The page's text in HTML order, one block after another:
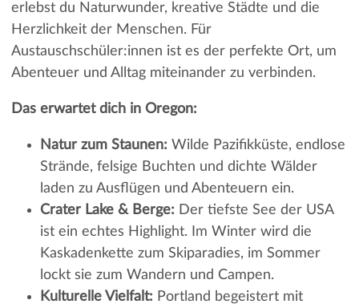
erlebst du Naturwunder, kreative Städte und die
Herzlichkeit der Menschen. Für
Austauschschüler:innen ist es der perfekte Ort, um
Abenteuer und Alltag miteinander zu verbinden.
Das erwartet dich in Oregon:
Natur zum Staunen: Wilde Pazifikküste, endlose
Strände, felsige Buchten und dichte Wälder
laden zu Ausflügen und Abenteuern ein.
Crater Lake & Berge: Der tiefste See der USA
ist ein echtes Highlight. Im Winter wird die
Kaskadenkette zum Skiparadies, im Sommer
lockt sie zum Wandern und Campen.
Kulturelle Vielfalt: Portland begeistert mit